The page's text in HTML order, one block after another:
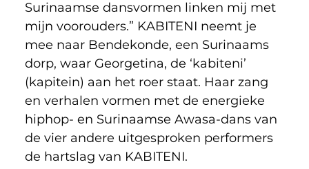
Surinaamse dansvormen linken mij met
mijn voorouders.” KABITENI neemt je
mee naar Bendekonde, een Surinaams
dorp, waar Georgetina, de ‘kabiteni’
(kapitein) aan het roer staat. Haar zang
en verhalen vormen met de energieke
hiphop- en Surinaamse Awasa-dans van
de vier andere uitgesproken performers
de hartslag van KABITENI.